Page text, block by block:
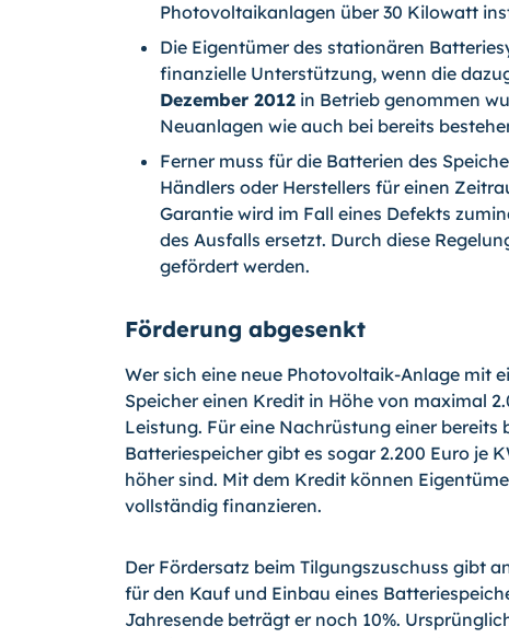
Photovoltaikanlagen über 30 Kilowatt
Die Eigentümer des stationären
finanzielle Unterstützung, wenn die
Dezember 2012 in Betrieb genommen
Neuanlagen wie auch bei bereits
Ferner muss für die Batterien des
Händlers oder Herstellers für einen
Garantie wird im Fall eines Defekts
des Ausfalls ersetzt. Durch diese
gefördert werden.
Förderung abgesenkt
Wer sich eine neue Photovoltaik-Anlage mit
Speicher einen Kredit in Höhe von maximal
Leistung. Für eine Nachrüstung einer
Batteriespeicher gibt es sogar 2.200 Euro je
höher sind. Mit dem Kredit können
vollständig finanzieren.
Der Fördersatz beim Tilgungszuschuss gibt
für den Kauf und Einbau eines
Jahresende beträgt er noch 10%.